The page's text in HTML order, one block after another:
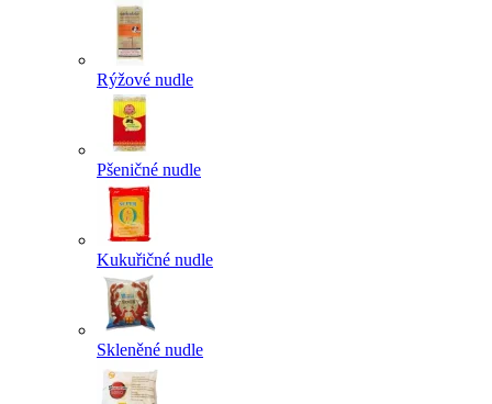
Rýžové nudle
Pšeničné nudle
Kukuřičné nudle
Skleněné nudle